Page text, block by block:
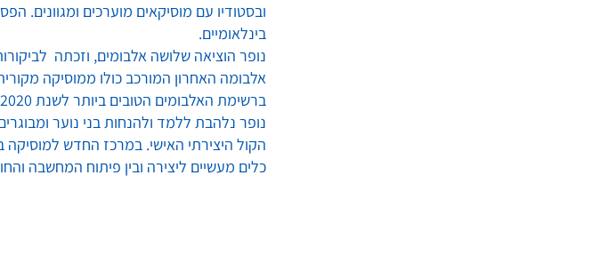
ובסטודיו עם מוסיקאים מוערכים ומגוונים.
בינלאומיים.
נופר הוציאה שלושה אלבומים, וזכתה
אלבומה האחרון המורכב כולו ממוסיקה
ברשימת האלבומים הטובים ביותר לשנת 2020 של המגזין האמריקאי היוקרתי DownBeat.
נופר נלהבת ללמד ולהנחות בני נוער
הקול היצירתי האישי. במרכז החדש
כלים מעשיים ליצירה ובין פיתוח המחשבה